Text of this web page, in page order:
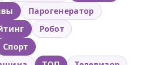
Парогенератор
Робот
Спорт